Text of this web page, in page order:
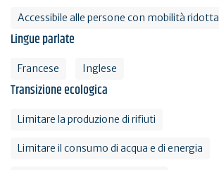
Accessibile alle persone con mobilità ridotta
Lingue parlate
Francese Inglese
Transizione ecologica
Limitare la produzione di rifiuti
Limitare il consumo di acqua e di energia